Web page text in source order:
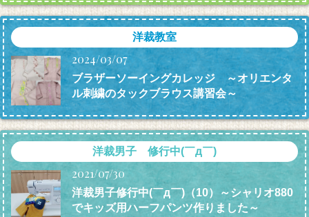
洋裁教室
2024/03/07
ブラザーソーイングカレッジ ～オリエンタ
ル刺繍のタックブラウス講習会～
洋裁男子 修行中(￣д￣)
2021/07/30
洋裁男子修行中(￣д￣)（10）～シャリオ880
でキッズ用ハーフパンツ作りました～